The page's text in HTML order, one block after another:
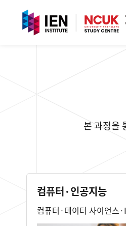
본 과정을
컴퓨터·인공지능
컴퓨터·데이터 사이언스